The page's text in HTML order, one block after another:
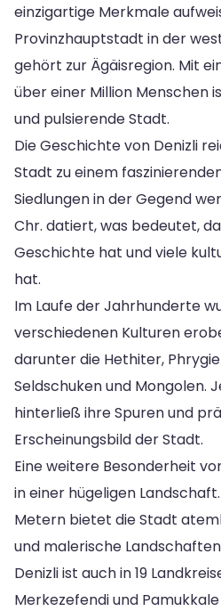
einzigartige Merkmale
Provinzhauptstadt in der
gehört zur Ägäisregion. Mit
über einer Million Menschen
und pulsierende Stadt.
Die Geschichte von Denizli
Stadt zu einem
Siedlungen in der Gegend
Chr. datiert, was bedeutet,
Geschichte hat und viele
hat.
Im Laufe der Jahrhunderte
verschiedenen Kulturen
darunter die Hethiter,
Seldschuken und Mongolen.
hinterließ ihre Spuren und
Erscheinungsbild der Stadt.
Eine weitere Besonderheit
in einer hügeligen
Metern bietet die Stadt
und malerische
Denizli ist auch in 19
Merkezefendi und